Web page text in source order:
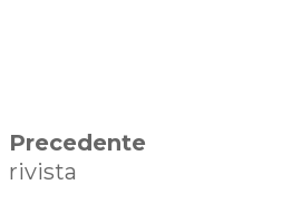
Precedente
rivista